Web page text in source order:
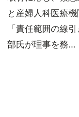
と産婦人科医療
「責任範囲の線
部氏が理事を務...